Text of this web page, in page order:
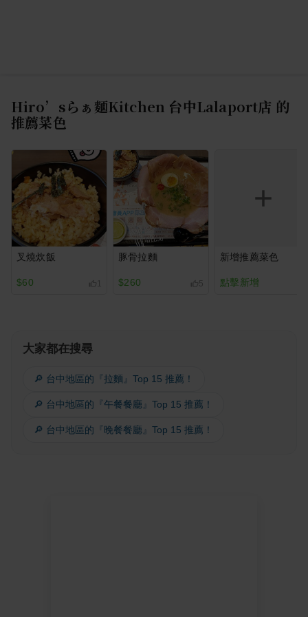
Hiro’sらぁ麵Kitchen 台中Lalaport店 的
推薦菜色
叉燒炊飯
$60 1
豚骨拉麵
$260 5
新增推薦菜色
點擊新增
大家都在搜尋
🔎 台中地區的『拉麵』Top 15 推薦！
🔎 台中地區的『午餐餐廳』Top 15 推薦！
🔎 台中地區的『晚餐餐廳』Top 15 推薦！